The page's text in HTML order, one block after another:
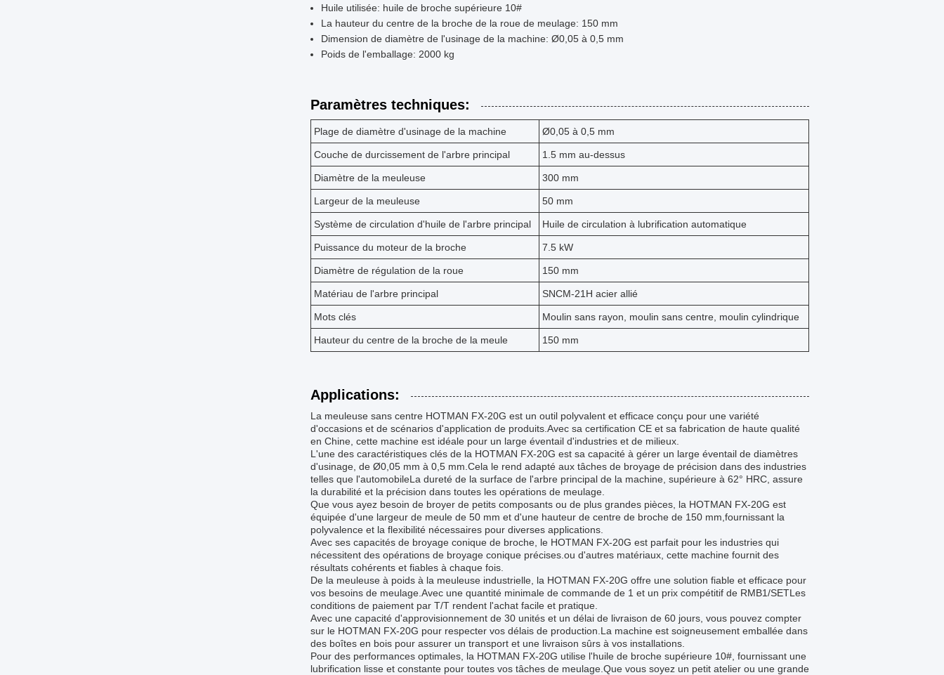
Huile utilisée: huile de broche supérieure 10#
La hauteur du centre de la broche de la roue de meulage: 150 mm
Dimension de diamètre de l'usinage de la machine: Ø0,05 à 0,5 mm
Poids de l'emballage: 2000 kg
Paramètres techniques:
Plage de diamètre d'usinage de la machine Ø0,05 à 0,5 mm
Couche de durcissement de l'arbre principal 1.5 mm au-dessus
Diamètre de la meuleuse 300 mm
Largeur de la meuleuse 50 mm
Système de circulation d'huile de l'arbre principal Huile de circulation à lubrification automatique
Puissance du moteur de la broche 7.5 kW
Diamètre de régulation de la roue 150 mm
Matériau de l'arbre principal SNCM-21H acier allié
Mots clés Moulin sans rayon, moulin sans centre, moulin cylindrique
Hauteur du centre de la broche de la meule 150 mm
Applications:
La meuleuse sans centre HOTMAN FX-20G est un outil polyvalent et efficace conçu pour une variété
d'occasions et de scénarios d'application de produits.Avec sa certification CE et sa fabrication de haute qualité
en Chine, cette machine est idéale pour un large éventail d'industries et de milieux.
L'une des caractéristiques clés de la HOTMAN FX-20G est sa capacité à gérer un large éventail de diamètres
d'usinage, de Ø0,05 mm à 0,5 mm.Cela le rend adapté aux tâches de broyage de précision dans des industries
telles que l'automobileLa dureté de la surface de l'arbre principal de la machine, supérieure à 62° HRC, assure
la durabilité et la précision dans toutes les opérations de meulage.
Que vous ayez besoin de broyer de petits composants ou de plus grandes pièces, la HOTMAN FX-20G est
équipée d'une largeur de meule de 50 mm et d'une hauteur de centre de broche de 150 mm,fournissant la
polyvalence et la flexibilité nécessaires pour diverses applications.
Avec ses capacités de broyage conique de broche, le HOTMAN FX-20G est parfait pour les industries qui
nécessitent des opérations de broyage conique précises.ou d'autres matériaux, cette machine fournit des
résultats cohérents et fiables à chaque fois.
De la meuleuse à poids à la meuleuse industrielle, la HOTMAN FX-20G offre une solution fiable et efficace pour
vos besoins de meulage.Avec une quantité minimale de commande de 1 et un prix compétitif de RMB1/SETLes
conditions de paiement par T/T rendent l'achat facile et pratique.
Avec une capacité d'approvisionnement de 30 unités et un délai de livraison de 60 jours, vous pouvez compter
sur le HOTMAN FX-20G pour respecter vos délais de production.La machine est soigneusement emballée dans
des boîtes en bois pour assurer un transport et une livraison sûrs à vos installations.
Pour des performances optimales, la HOTMAN FX-20G utilise l'huile de broche supérieure 10#, fournissant une
lubrification lisse et constante pour toutes vos tâches de meulage.Que vous soyez un petit atelier ou une grande